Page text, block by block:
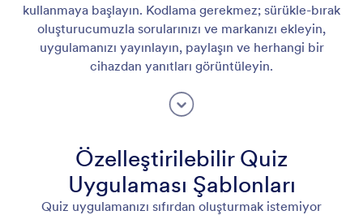
kullanmaya başlayın. Kodlama gerekmez; sürükle-bırak
oluşturucumuzla sorularınızı ve markanızı ekleyin,
uygulamanızı yayınlayın, paylaşın ve herhangi bir
cihazdan yanıtları görüntüleyin.
Özelleştirilebilir Quiz
Uygulaması Şablonları
Quiz uygulamanızı sıfırdan oluşturmak istemiyor